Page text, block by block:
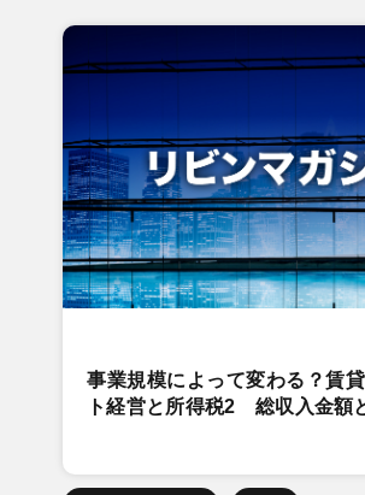
事業規模によって変わる？賃
ト経営と所得税2 総収入金額